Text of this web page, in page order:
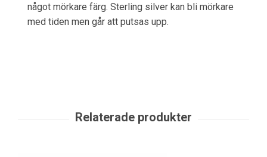
något mörkare färg. Sterling silver kan bli mörkare
med tiden men går att putsas upp.